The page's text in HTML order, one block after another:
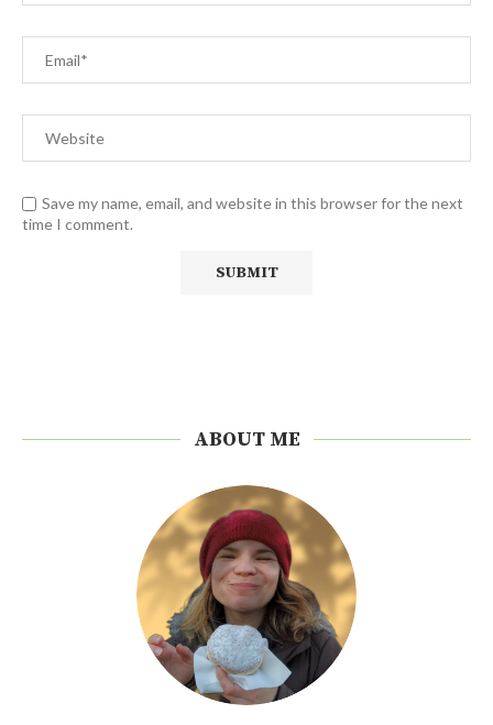
Save my name, email, and website in this browser for the next
time I comment.
ABOUT ME